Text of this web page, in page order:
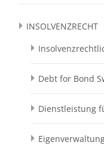
INSOLVENZRECHT
Debt for Bond
Dienstleistung